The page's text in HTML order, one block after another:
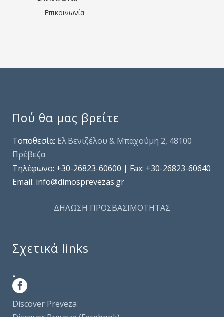
Επικοινωνία
Πού θα μας βρείτε
Τοποθεσία: Ελ.Βενιζέλου & Μπαχούμη 2, 48100
Πρέβεζα
Τηλέφωνo: +30-26823-60600 | Fax: +30-26823-60640
Email: info@dimosprevezas.gr
ΔΗΛΩΣΗ ΠΡΟΣΒΑΣΙΜΟΤΗΤΑΣ
Σχετικά links
.
Discover Preveza